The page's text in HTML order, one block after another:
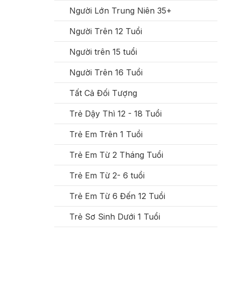
Người Lớn Trung Niên 35+
Người Trên 12 Tuổi
Người trên 15 tuổi
Người Trên 16 Tuổi
Tất Cả Đối Tượng
Trẻ Dậy Thì 12 - 18 Tuổi
Trẻ Em Trên 1 Tuổi
Trẻ Em Từ 2 Tháng Tuổi
Trẻ Em Từ 2- 6 tuổi
Trẻ Em Từ 6 Đến 12 Tuổi
Trẻ Sơ Sinh Dưới 1 Tuổi